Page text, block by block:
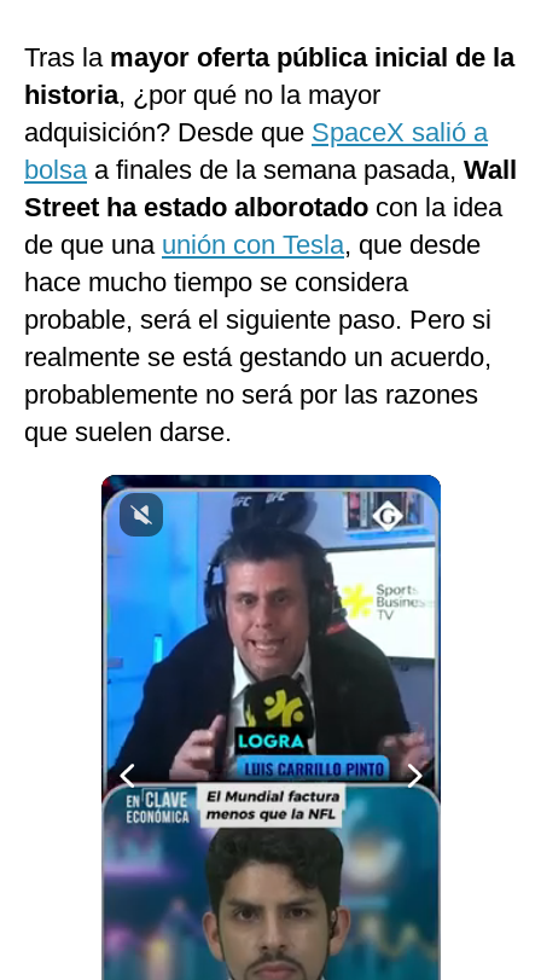
Tras la mayor oferta pública inicial de la
historia, ¿por qué no la mayor
adquisición? Desde que SpaceX salió a
bolsaa finales de la semana pasada, Wall
Street ha estado alborotado con la idea
de que una unión con Tesla, que desde
hace mucho tiempo se considera
probable, será el siguiente paso. Pero si
realmente se está gestando un acuerdo,
probablemente no será por las razones
que suelen darse.